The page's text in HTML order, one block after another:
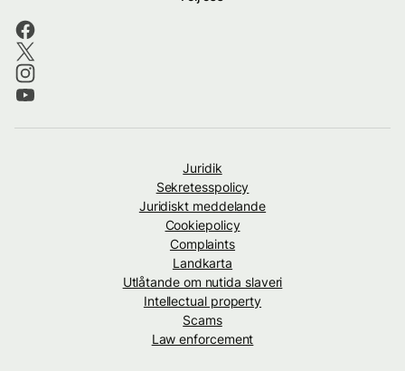
Juridik
Sekretesspolicy
Juridiskt meddelande
Cookiepolicy
Complaints
Landkarta
Utlåtande om nutida slaveri
Intellectual property
Scams
Law enforcement